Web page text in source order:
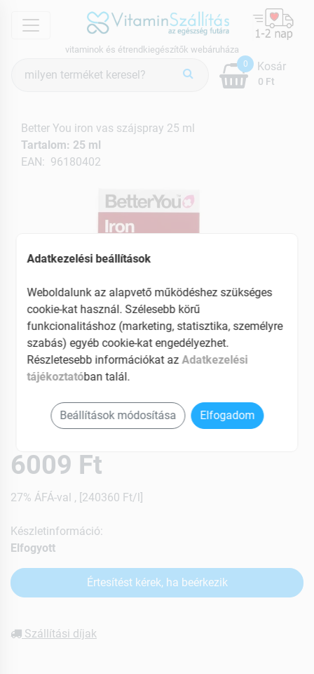
menu
vitaminok és étrendkiegészítők webáruháza
keresés
0
0 Ft
Kosár
Better You iron vas szájspray 25 ml
Tartalom: 25 ml
EAN: 96180402
6009 Ft
27% ÁFÁ-val , [240360 Ft/l]
Készletinformáció:
Elfogyott
Értesítést kérek, ha beérkezik
Szállítási díjak
Adatkezelési beállítások
Weboldalunk az alapvető működéshez szükséges
cookie-kat használ. Szélesebb körű
funkcionalitáshoz (marketing, statisztika, személyre
szabás) egyéb cookie-kat engedélyezhet.
Részletesebb információkat azAdatkezelési
tájékoztatóban talál.
Beállítások módosítása Elfogadom